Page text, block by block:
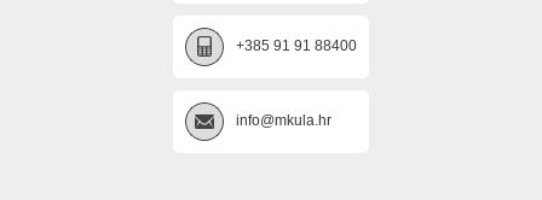
+385 91 91 88400
info@mkula.hr